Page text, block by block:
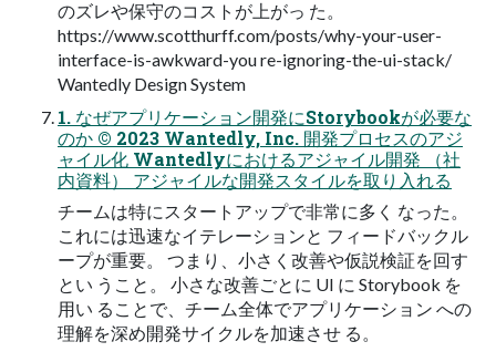
のズレや保守のコストが上がっ た。
https://www.scotthurff.com/posts/why-your-user-
interface-is-awkward-you re-ignoring-the-ui-stack/
Wantedly Design System
1. なぜアプリケーション開発にStorybookが必要な
のか © 2023 Wantedly, Inc. 開発プロセスのアジ
ャイル化 Wantedlyにおけるアジャイル開発 （社
内資料） アジャイルな開発スタイルを取り入れる
チームは特にスタートアップで非常に多く なった。
これには迅速なイテレーションと フィードバックル
ープが重要。 つまり、小さく改善や仮説検証を回す
とい うこと。 小さな改善ごとに UI に Storybook を
用い ることで、チーム全体でアプリケーション への
理解を深め開発サイクルを加速させ る。